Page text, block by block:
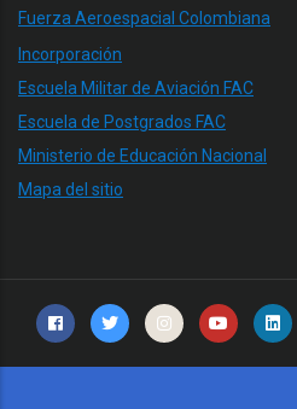
Fuerza Aeroespacial Colombiana
Incorporación
Escuela Militar de Aviación FAC
Escuela de Postgrados FAC
Ministerio de Educación Nacional
Mapa del sitio